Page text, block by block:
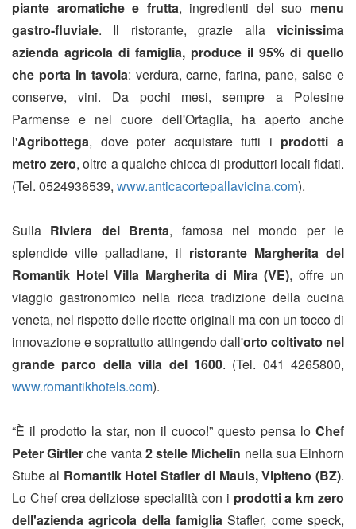
piante aromatiche e frutta, ingredienti del suo menu
gastro-fluviale. Il ristorante, grazie alla vicinissima
azienda agricola di famiglia, produce il 95% di quello
che porta in tavola: verdura, carne, farina, pane, salse e
conserve, vini. Da pochi mesi, sempre a Polesine
Parmense e nel cuore dell'Ortaglia, ha aperto anche
l'Agribottega, dove poter acquistare tutti i prodotti a
metro zero, oltre a qualche chicca di produttori locali fidati.
(Tel. 0524936539, www.anticacortepallavicina.com).
Sulla Riviera del Brenta, famosa nel mondo per le
splendide ville palladiane, il ristorante Margherita del
Romantik Hotel Villa Margherita di Mira (VE), offre un
viaggio gastronomico nella ricca tradizione della cucina
veneta, nel rispetto delle ricette originali ma con un tocco di
innovazione e soprattutto attingendo dall'orto coltivato nel
grande parco della villa del 1600. (Tel. 041 4265800,
www.romantikhotels.com).
“È il prodotto la star, non il cuoco!” questo pensa lo Chef
Peter Girtlerche vanta2 stelle Michelin nella sua Einhorn
Stube al Romantik Hotel Stafler di Mauls, Vipiteno (BZ).
Lo Chef crea deliziose specialità con i prodotti a km zero
dell'azienda agricola della famiglia Stafler, come speck,